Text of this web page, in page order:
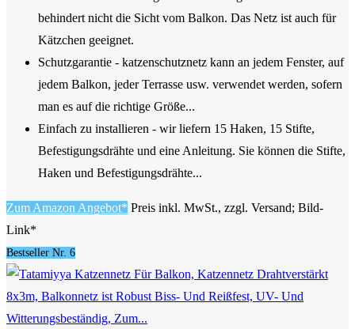
behindert nicht die Sicht vom Balkon. Das Netz ist auch für
Kätzchen geeignet.
Schutzgarantie - katzenschutznetz kann an jedem Fenster, auf
jedem Balkon, jeder Terrasse usw. verwendet werden, sofern
man es auf die richtige Größe...
Einfach zu installieren - wir liefern 15 Haken, 15 Stifte,
Befestigungsdrähte und eine Anleitung. Sie können die Stifte,
Haken und Befestigungsdrähte...
Zum Amazon Angebot* Preis inkl. MwSt., zzgl. Versand; Bild-
Link*
Bestseller Nr. 6